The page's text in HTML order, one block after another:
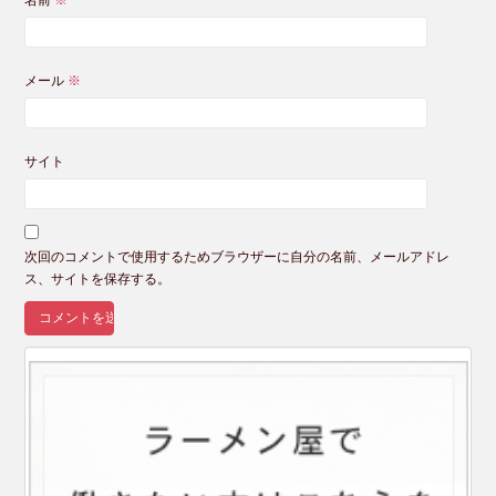
メール ※
サイト
次回のコメントで使用するためブラウザーに自分の名前、メールアドレ
ス、サイトを保存する。